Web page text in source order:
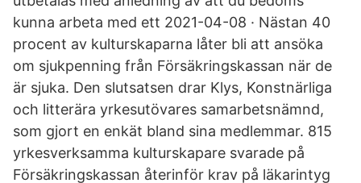
kunna arbeta med ett 2021-04-08 · Nästan 40
procent av kulturskaparna låter bli att ansöka
om sjukpenning från Försäkringskassan när de
är sjuka. Den slutsatsen drar Klys, Konstnärliga
och litterära yrkesutövares samarbetsnämnd,
som gjort en enkät bland sina medlemmar. 815
yrkesverksamma kulturskapare svarade på
Försäkringskassan återinför krav på läkarintyg